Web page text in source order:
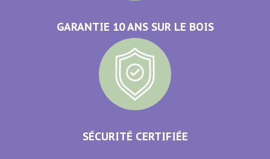
GARANTIE 10 ANS SUR LE BOIS
SÉCURITÉ CERTIFIÉE